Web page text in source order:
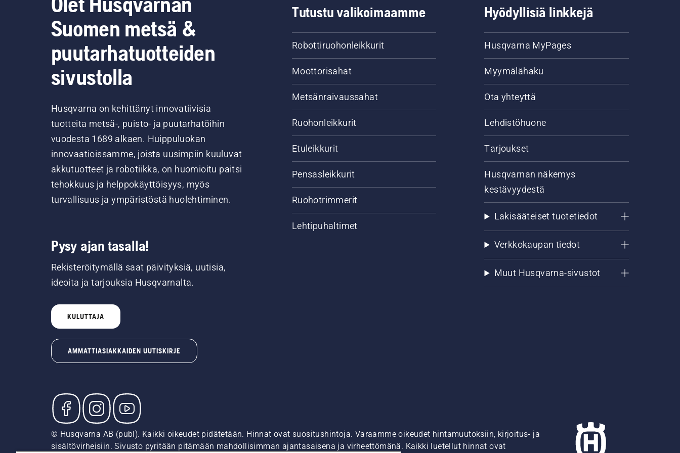
Suomen metsä &
puutarhatuotteiden
sivustolla
Husqvarna on kehittänyt innovatiivisia
tuotteita metsä-, puisto- ja puutarhatöihin
vuodesta 1689 alkaen. Huippuluokan
innovaatioissamme, joista uusimpiin kuuluvat
akkutuotteet ja robotiikka, on huomioitu paitsi
tehokkuus ja helppokäyttöisyys, myös
turvallisuus ja ympäristöstä huolehtiminen.
Pysy ajan tasalla!
Rekisteröitymällä saat päivityksiä, uutisia,
ideoita ja tarjouksia Husqvarnalta.
KULUTTAJA
AMMATTIASIAKKAIDEN UUTISKIRJE
Tutustu valikoimaamme
Robottiruohonleikkurit
Moottorisahat
Metsänraivaussahat
Ruohonleikkurit
Etuleikkurit
Pensasleikkurit
Ruohotrimmerit
Lehtipuhaltimet
Hyödyllisiä linkkejä
Husqvarna MyPages
Myymälähaku
Ota yhteyttä
Lehdistöhuone
Tarjoukset
Husqvarnan näkemys
kestävyydestä
Lakisääteiset tuotetiedot
Verkkokaupan tiedot
Muut Husqvarna-sivustot
© Husqvarna AB (publ). Kaikki oikeudet pidätetään. Hinnat ovat suositushintoja. Varaamme oikeudet hintamuutoksiin, kirjoitus- ja
sisältövirheisiin. Sivusto pyritään pitämään mahdollisimman ajantasaisena ja virheettömänä. Kaikki luetellut hinnat ovat